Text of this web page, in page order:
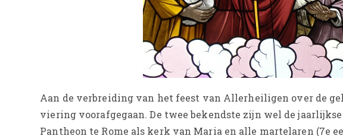
Aan de verbreiding van het feest van Allerheiligen over de
viering voorafgegaan. De twee bekendste zijn wel de
Pantheon te Rome als kerk van Maria en alle martelaren (7e